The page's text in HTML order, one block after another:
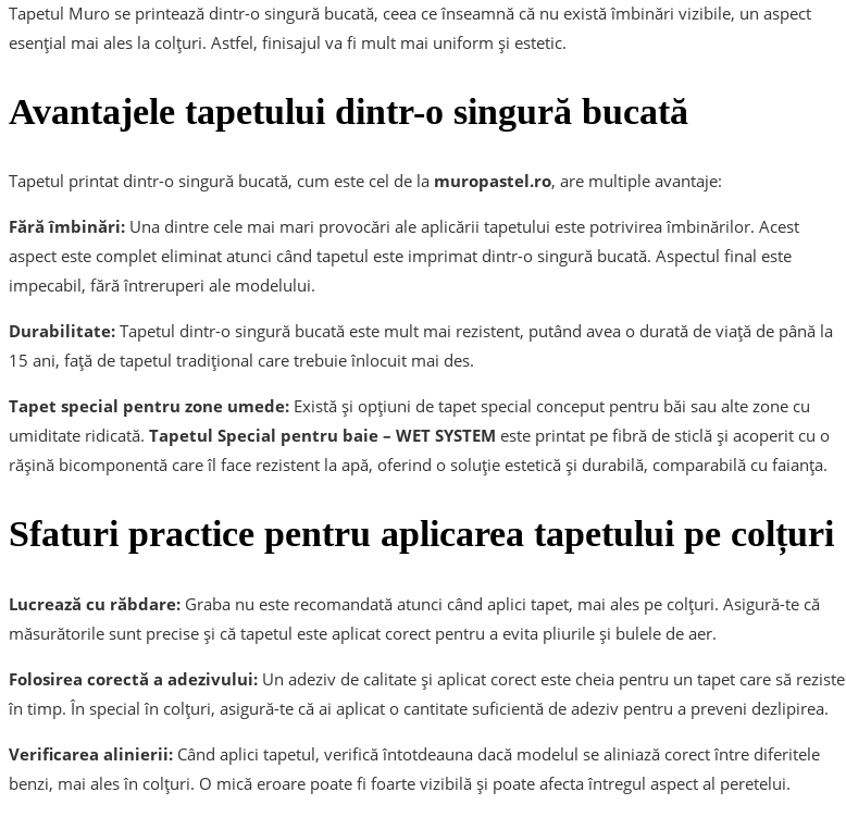
Tapetul Muro se printează dintr-o singură bucată, ceea ce înseamnă că nu există îmbinări vizibile, un aspect
esențial mai ales la colțuri. Astfel, finisajul va fi mult mai uniform și estetic.
Avantajele tapetului dintr-o singură bucată
Tapetul printat dintr-o singură bucată, cum este cel de la muropastel.ro, are multiple avantaje:
Fără îmbinări: Una dintre cele mai mari provocări ale aplicării tapetului este potrivirea îmbinărilor. Acest
aspect este complet eliminat atunci când tapetul este imprimat dintr-o singură bucată. Aspectul final este
impecabil, fără întreruperi ale modelului.
Durabilitate: Tapetul dintr-o singură bucată este mult mai rezistent, putând avea o durată de viață de până la
15 ani, față de tapetul tradițional care trebuie înlocuit mai des.
Tapet special pentru zone umede: Există și opțiuni de tapet special conceput pentru băi sau alte zone cu
umiditate ridicată. Tapetul Special pentru baie – WET SYSTEM este printat pe fibră de sticlă și acoperit cu o
rășină bicomponentă care îl face rezistent la apă, oferind o soluție estetică și durabilă, comparabilă cu faianța.
Sfaturi practice pentru aplicarea tapetului pe colțuri
Lucrează cu răbdare: Graba nu este recomandată atunci când aplici tapet, mai ales pe colțuri. Asigură-te că
măsurătorile sunt precise și că tapetul este aplicat corect pentru a evita pliurile și bulele de aer.
Folosirea corectă a adezivului: Un adeziv de calitate și aplicat corect este cheia pentru un tapet care să reziste
în timp. În special în colțuri, asigură-te că ai aplicat o cantitate suficientă de adeziv pentru a preveni dezlipirea.
Verificarea alinierii: Când aplici tapetul, verifică întotdeauna dacă modelul se aliniază corect între diferitele
benzi, mai ales în colțuri. O mică eroare poate fi foarte vizibilă și poate afecta întregul aspect al peretelui.